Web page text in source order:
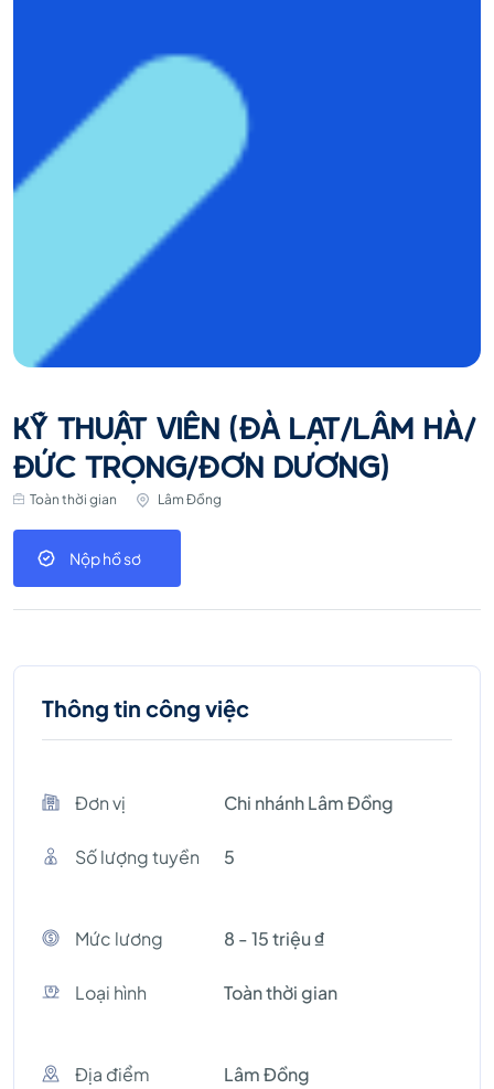
KỸ THUẬT VIÊN (ĐÀ LẠT/LÂM HÀ/
ĐỨC TRỌNG/ĐƠN DƯƠNG)
Toàn thời gian Lâm Đồng
Nộp hồ sơ
Thông tin công việc
Đơn vị Chi nhánh Lâm Đồng
Số lượng tuyền 5
Mức lương 8 - 15 triệu ₫
Loại hình Toàn thời gian
Địa điểm Lâm Đồng